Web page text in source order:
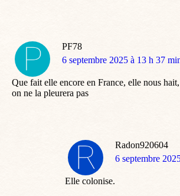
PF78
dit
6 septembre 2025 à 13 h 37
Que fait elle encore en France, elle nous
on ne la pleurera pas
Radon920604
dit
6 septembre
Elle colonise.